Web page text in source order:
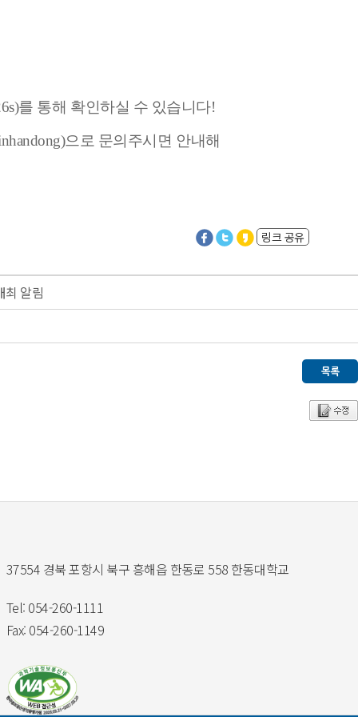
를 통해 확인하실 수 있습니다!
으로 문의주시면 안내해
링크 공유
최 알림
37554 경북 포항시 북구 흥해읍 한동로 558 한동대학교
Tel: 054-260-1111
Fax: 054-260-1149